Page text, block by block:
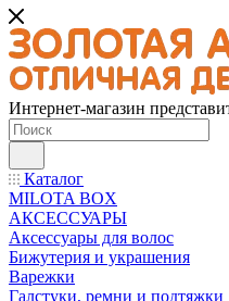
Интернет-магазин
Каталог
MILOTA BOX
АКСЕССУАРЫ
Аксессуары для волос
Бижутерия и украшения
Варежки
Галстуки, ремни и подтяжки